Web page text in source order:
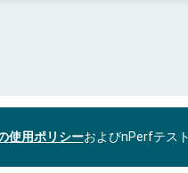
使用ポリシーおよびnPerfテスト